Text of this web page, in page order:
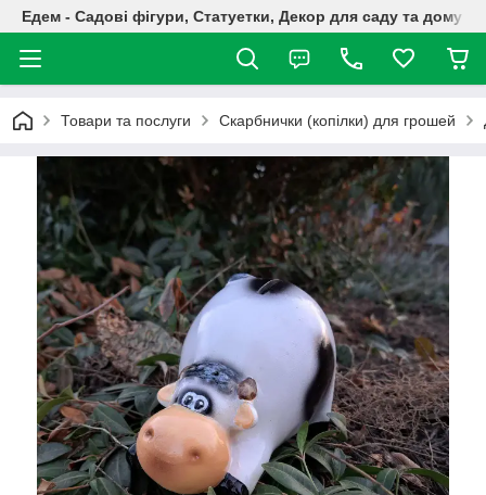
Едем - Садові фігури, Статуетки, Декор для саду та дому
Товари та послуги Скарбнички (копілки) для грошей